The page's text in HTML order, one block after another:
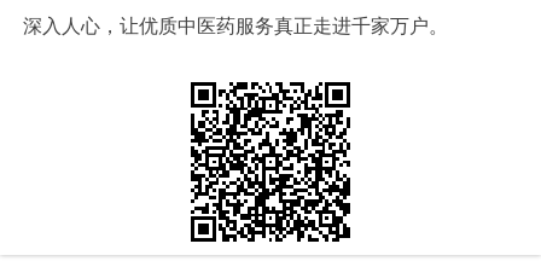
深入人心，让优质中医药服务真正走进千家万户。